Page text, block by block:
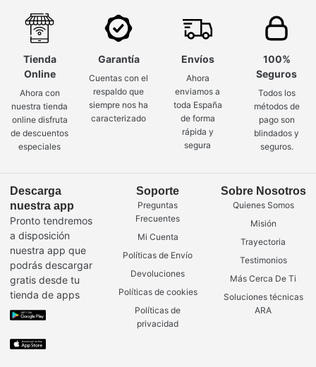
Tienda
Online
Ahora con
nuestra tienda
online disfruta
de descuentos
especiales
Garantía
Cuentas con el
respaldo que
siempre nos ha
caracterizado
Envíos
Ahora
enviamos a
toda España
de forma
rápida y
segura
100%
Seguros
Todos los
métodos de
pago son
blindados y
seguros.
Descarga
nuestra app
Pronto tendremos
a disposición
nuestra app que
podrás descargar
gratis desde tu
tienda de apps
Soporte
Preguntas
Frecuentes
Mi Cuenta
Políticas de Envío
Devoluciones
Políticas de cookies
Políticas de
privacidad
Sobre Nosotros
Quienes Somos
Misión
Trayectoria
Testimonios
Más Cerca De Ti
Soluciones técnicas
ARA